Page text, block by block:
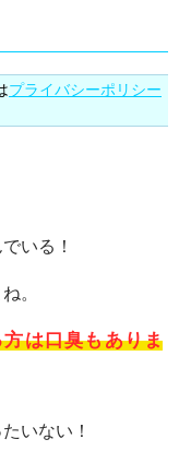
プライバシーポリシー
いる！
。
は口臭もありま
いない！